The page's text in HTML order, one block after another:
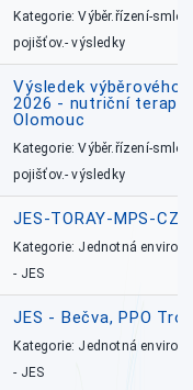
Kategorie: Výběr.řízení-
pojišťov.- výsledky
Výsledek výběrového
2026 - nutriční
Olomouc
Kategorie: Výběr.řízení-
pojišťov.- výsledky
JES-TORAY-MPS-CZ
Kategorie: Jednotná
- JES
JES - Bečva, PPO
Kategorie: Jednotná
- JES